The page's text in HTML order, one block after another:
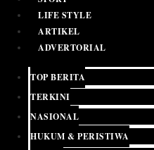
LIFE STYLE
ARTIKEL
ADVERTORIAL
TOP BERITA
TERKINI
NASIONAL
HUKUM & PERISTIWA